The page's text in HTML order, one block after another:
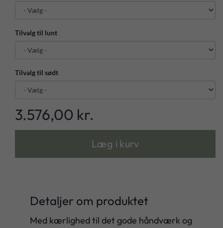
Tilvalg til lunt
Tilvalg til sødt
3.576,00 kr.
Læg i kurv
Detaljer om produktet
Med kærlighed til det gode håndværk og